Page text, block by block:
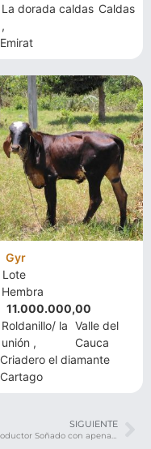
La dorada caldas
,
Caldas
Emirat
Gyr
Lote
Hembra
11.000.000,00
Roldanillo/ la
unión ,
Valle del
Cauca
Criadero el diamante
Cartago
SIGUIENTE
El Reproductor Soñado con apenas 19 meses y 620kg geneticamente el mejor